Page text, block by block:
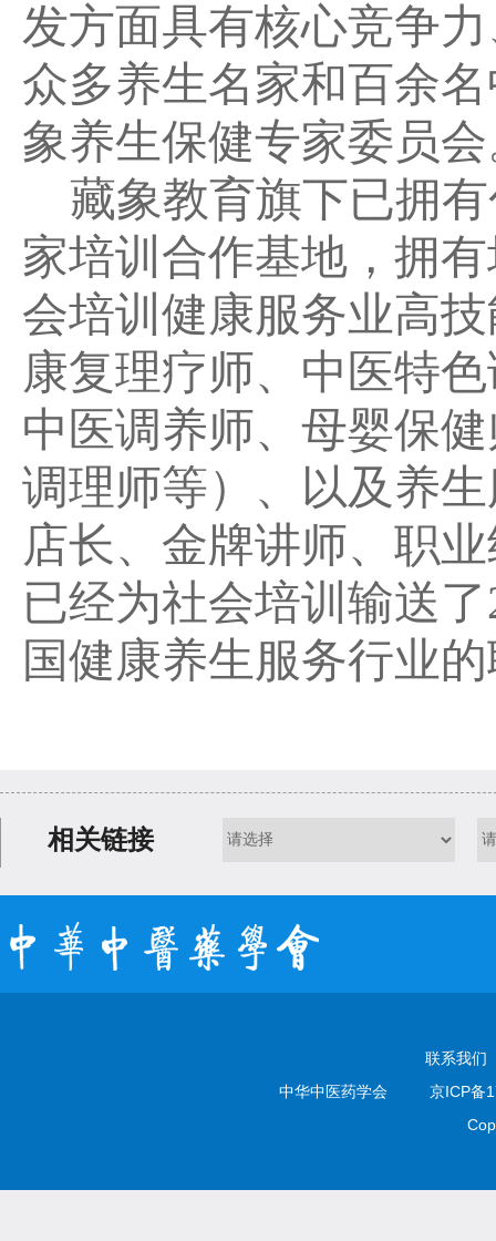
发方面具有核心竞争
众多养生名家和百余
象养生保健专家委员
藏象教育旗下已拥
家培训合作基地，拥
会培训健康服务业高
康复理疗师、中医特
中医调养师、母婴保
调理师等）、以及养
店长、金牌讲师、职
已经为社会培训输送了
国健康养生服务行业
相关链接
联系我们
中华中医药学会
京ICP备